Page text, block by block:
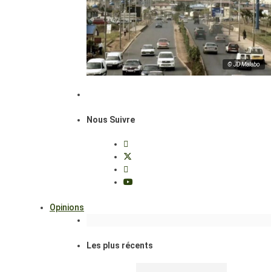
© JD Malabo
Nous Suivre
Opinions
Les plus récents